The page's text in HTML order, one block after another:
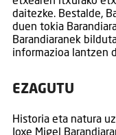
daitezke. Bestalde,
duen tokia
Barandiaranek
informazioa lantzen
EZAGUTU
Historia eta natura